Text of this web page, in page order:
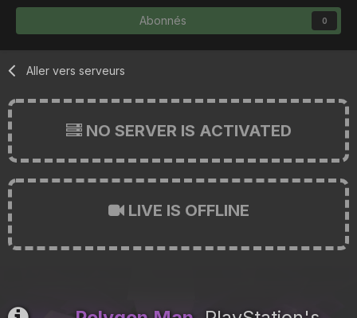
Abonnés 0
Aller vers serveurs
NO SERVER IS ACTIVATED
LIVE IS OFFLINE